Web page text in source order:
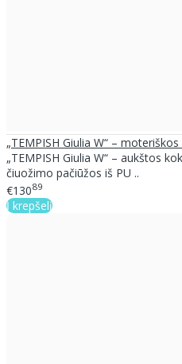
„TEMPISH Giulia W“ –
„TEMPISH Giulia W“ – aukštos
čiuožimo pačiūžos iš PU ..
€13089
Į krepšelį